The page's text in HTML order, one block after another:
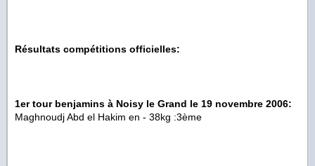
Résultats compétitions officielles:
1er tour benjamins à Noisy le Grand le 19 novembre 2006:
Maghnoudj Abd el Hakim en - 38kg :3ème